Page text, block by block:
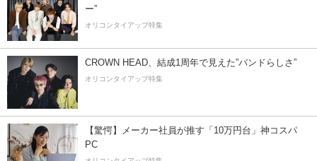
ー”
オリコンタイアップ特集
CROWN HEAD、結成1周年で見えた”バンドらしさ”
オリコンタイアップ特集
【驚愕】メーカー社員が推す「10万円台」神コスパ
PC